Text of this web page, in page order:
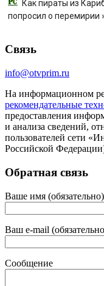
Как пираты из
попросил о перемирии
Связь
info@otvprim.ru
На информационном
рекомендательные
предоставления
и анализа сведений,
пользователей сети
Российской
Обратная связь
Ваше имя (обязательно)
Ваш e-mail
Сообщение